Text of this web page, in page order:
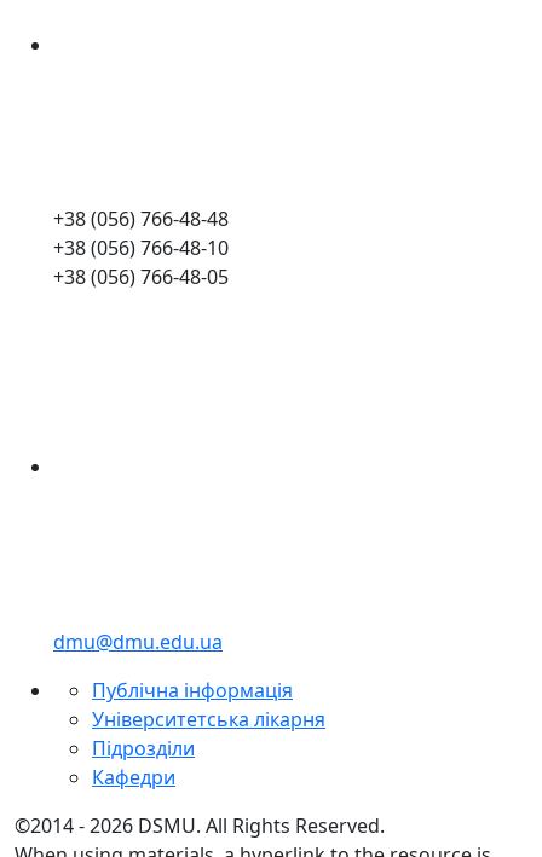
+38 (056) 766-48-48
+38 (056) 766-48-10
+38 (056) 766-48-05
dmu@dmu.edu.ua
Публічна інформація
Університетська лікарня
Підрозділи
Кафедри
©2014 - 2026 DSMU. All Rights Reserved.